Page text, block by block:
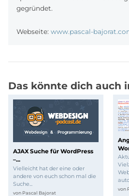
gegründet.
Webseite: www.pascal-
Das könnte dich auch
AJAX Suche für WordPress
–...
Vielleicht hat der eine oder
andere von euch schon mal die
Suche...
von Pascal Bajorat
von